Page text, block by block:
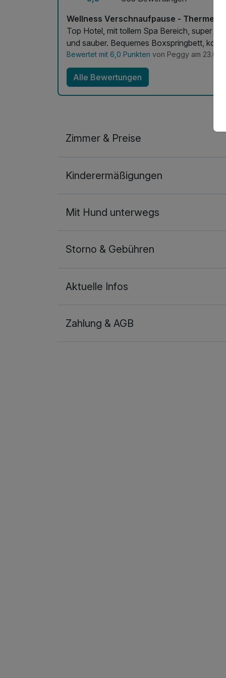
Steak meets Wein
pro Stück
Weißwurstfrühstück
pro Aufenthalt
Wellness Verschnaufpause - Therme
Top Hotel, mit tollem Spa Bereich, super Ambiente, sehr leckerem Frühstück.
und sauber. Bequemes Boxspringbett,
Bewertet mit 6,0 Punkten von Peggy am
Alle Bewertungen
Zimmer & Preise
2 Erwachsene und 2 Kinder
Kinderermäßigungen
Mit Hund unterwegs
Storno & Gebühren
Aktuelle Infos
Zahlung & AGB